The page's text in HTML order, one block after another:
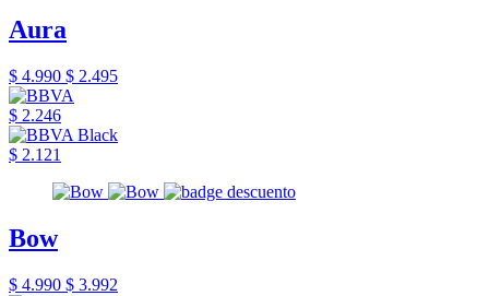
Aura
$ 4.990 $ 2.495
$ 2.246
$ 2.121
Bow
$ 4.990 $ 3.992